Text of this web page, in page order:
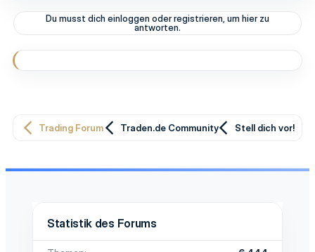
Du musst dich einloggen oder registrieren, um hier zu
antworten.
Trading Forum Traden.de Community Stell dich vor!
Statistik des Forums